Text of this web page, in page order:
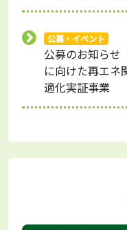
公募・イベント
公募のお知らせ
に向けた再エネ
適化実証事業